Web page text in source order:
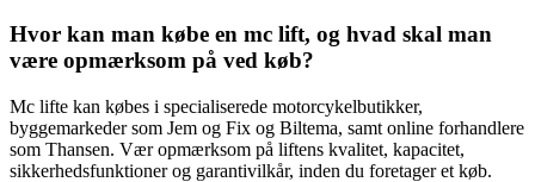
Hvor kan man købe en mc lift, og hvad skal man
være opmærksom på ved køb?
Mc lifte kan købes i specialiserede motorcykelbutikker,
byggemarkeder som Jem og Fix og Biltema, samt online forhandlere
som Thansen. Vær opmærksom på liftens kvalitet, kapacitet,
sikkerhedsfunktioner og garantivilkår, inden du foretager et køb.